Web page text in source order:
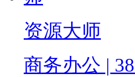
资源大师
商务办公 |